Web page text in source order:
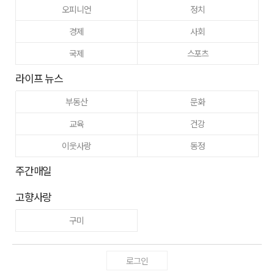
오피니언
정치
경제
사회
국제
스포츠
라이프 뉴스
부동산
문화
교육
건강
이웃사랑
동정
주간매일
고향사랑
구미
로그인